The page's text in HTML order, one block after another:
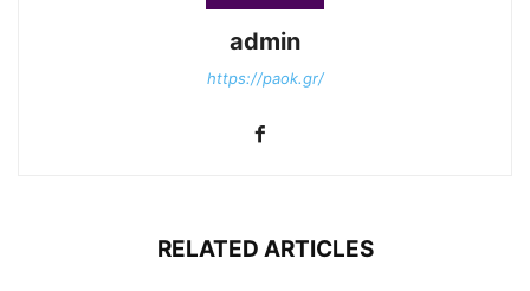
admin
https://paok.gr/
RELATED ARTICLES